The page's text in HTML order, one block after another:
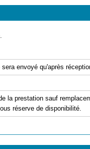
envoyé qu'après
la prestation sauf
réserve de disponibilité.